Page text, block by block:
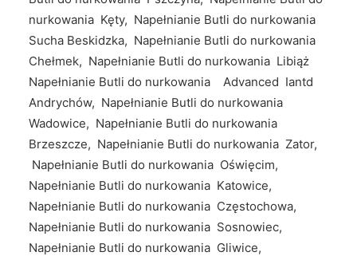
nurkowania Kęty, Napełnianie Butli do nurkowania
Sucha Beskidzka, Napełnianie Butli do nurkowania
Chełmek, Napełnianie Butli do nurkowania Libiąż
Napełnianie Butli do nurkowania Advanced Iantd
Andrychów, Napełnianie Butli do nurkowania
Wadowice, Napełnianie Butli do nurkowania
Brzeszcze, Napełnianie Butli do nurkowania Zator,
Napełnianie Butli do nurkowania Oświęcim,
Napełnianie Butli do nurkowania Katowice,
Napełnianie Butli do nurkowania Częstochowa,
Napełnianie Butli do nurkowania Sosnowiec,
Napełnianie Butli do nurkowania Gliwice,